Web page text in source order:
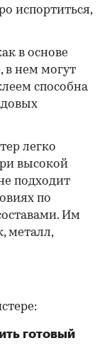
испортиться,
в основе
в нем могут
способна
легко
высокой
подходит
по
Им
металл,
готовый